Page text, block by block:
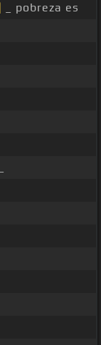
_ pobreza es